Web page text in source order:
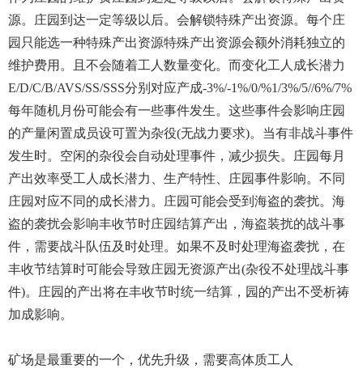
源。庄园到达一定等级以后。会解锁特殊产出资源。每个庄
园只能选一种特殊产出资源特殊产出资源会额外消耗独立的
维护费用。且不会随着工人数量变化。而变化工人成长潜力
E/D/C/B/AVS/SS/SSS分别对应产成-3%/-1%/0/%1/3%/5//6%/7%
每年随机月份可能会有一些事件发生。这些事件会影响庄园
的产量闲置成员设可置为杂役(无战力要求)。当有非战斗事件
发生时。空闲的杂役会自动处理事件，减少损失。庄园每月
产出效率受工人成长潜力、生产特性、庄园事件影响。不同
庄园对应不同的成长潜力。庄园可能会受到海盗的袭扰。海
盗的袭扰会影响丰收节时庄园结算产出，海盗装扰的战斗事
件，需要战斗队伍及时处理。如果不及时处理海盗袭扰，在
丰收节结算时可能会导致庄园无资源产出(杂役不处理战斗事
件)。庄园的产出将在丰收节时统一结算，园的产出不受析祷
加成影响。
矿场是最重要的一个，优先升级，需要高体质工人